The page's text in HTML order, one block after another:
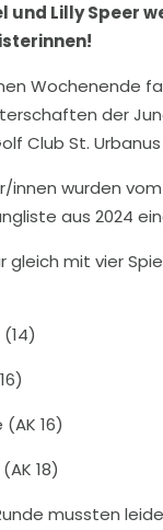
und Lilly Speer
Wochenende
der
Club St.
innen wurden vom
aus 2024
gleich mit vier
(14)
16)
18)
mussten